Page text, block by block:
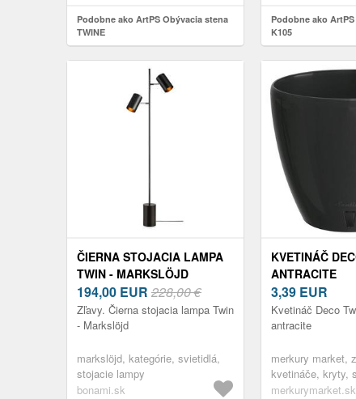
Podobne ako ArtPS Obývacia stena
TWINE
Podobne ako
K105
ČIERNA STOJACIA LAMPA
TWIN - MARKSLÖJD
194,00 EUR 228,00 €
Zľavy. Čierna stojacia lampa Twin
- Markslöjd
markslöjd, kategórie, svietidlá,
stojacie lampy
bonami.sk
KVETINÁČ
ANTRACITE
3,39 EUR
Kvetináč Deco
antracite
merkury market,
kvetináče, kryty,
interiérové
merkurymarket.sk